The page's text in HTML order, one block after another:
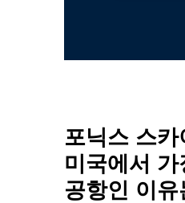
포닉스 스
미국에서
공항인 이유